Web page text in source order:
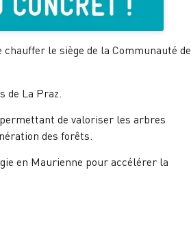
le siège de la Communauté de
La Praz.
de valoriser les arbres
des forêts.
en Maurienne pour accélérer la